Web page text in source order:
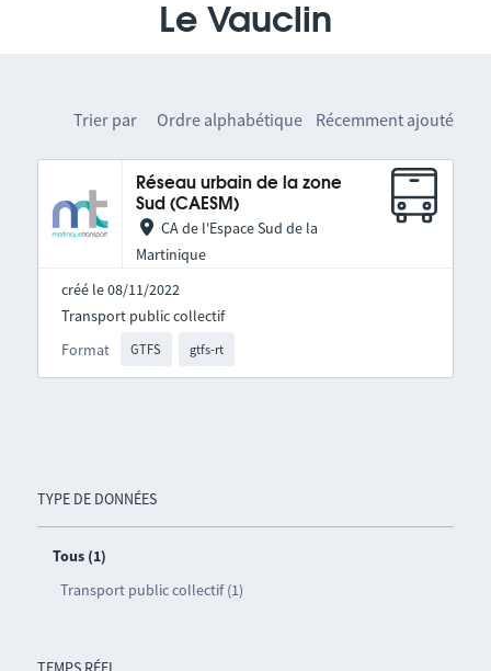
Le Vauclin
TYPE DE DONNÉES
Tous (1)
Transport public collectif (1)
Trier par Ordre alphabétique Récemment ajouté
Réseau urbain de la zone
Sud (CAESM)
CA de l'Espace Sud de la
Martinique
créé le 08/11/2022
Format GTFS gtfs-rt
Transport public collectif